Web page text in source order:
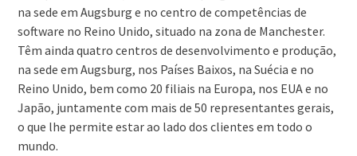
na sede em Augsburg e no centro de competências de
software no Reino Unido, situado na zona de Manchester.
Têm ainda quatro centros de desenvolvimento e produção,
na sede em Augsburg, nos Países Baixos, na Suécia e no
Reino Unido, bem como 20 filiais na Europa, nos EUA e no
Japão, juntamente com mais de 50 representantes gerais,
o que lhe permite estar ao lado dos clientes em todo o
mundo.